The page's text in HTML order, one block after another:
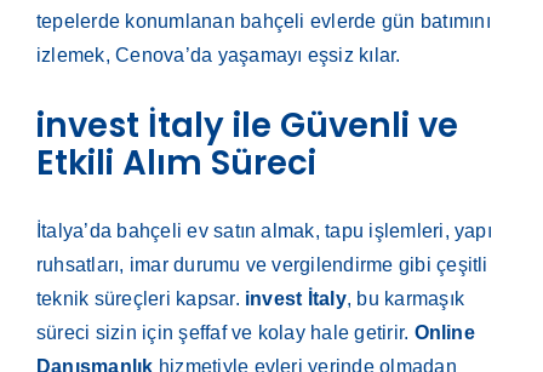
tepelerde konumlanan bahçeli evlerde gün batımını
izlemek, Cenova’da yaşamayı eşsiz kılar.
invest İtaly ile Güvenli ve
Etkili Alım Süreci
İtalya’da bahçeli ev satın almak, tapu işlemleri, yapı
ruhsatları, imar durumu ve vergilendirme gibi çeşitli
teknik süreçleri kapsar. invest İtaly, bu karmaşık
süreci sizin için şeffaf ve kolay hale getirir. Online
Danışmanlık hizmetiyle evleri yerinde olmadan